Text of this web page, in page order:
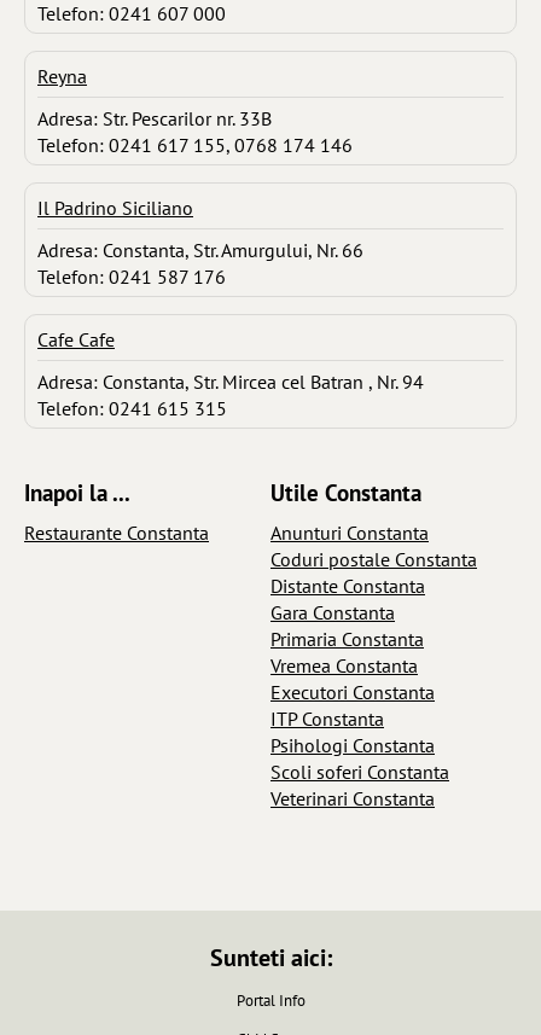
Telefon: 0241 607 000
Reyna
Adresa: Str. Pescarilor nr. 33B
Telefon: 0241 617 155, 0768 174 146
Il Padrino Siciliano
Adresa: Constanta, Str. Amurgului, Nr. 66
Telefon: 0241 587 176
Cafe Cafe
Adresa: Constanta, Str. Mircea cel Batran , Nr. 94
Telefon: 0241 615 315
Inapoi la ...
Restaurante Constanta
Utile Constanta
Anunturi Constanta
Coduri postale Constanta
Distante Constanta
Gara Constanta
Primaria Constanta
Vremea Constanta
Executori Constanta
ITP Constanta
Psihologi Constanta
Scoli soferi Constanta
Veterinari Constanta
Sunteti aici:
Portal Info